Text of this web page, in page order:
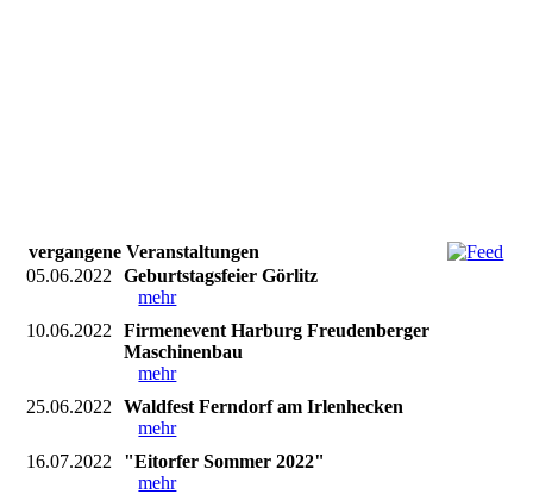
vergangene Veranstaltungen
05.06.2022
Geburtstagsfeier Görlitz
mehr
10.06.2022
Firmenevent Harburg Freudenberger
Maschinenbau
mehr
25.06.2022
Waldfest Ferndorf am Irlenhecken
mehr
16.07.2022
"Eitorfer Sommer 2022"
mehr